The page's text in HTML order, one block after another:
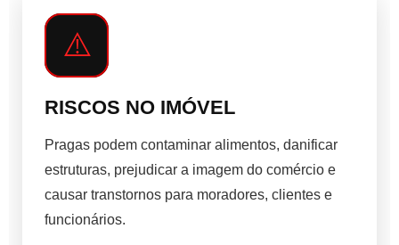
⚠️
RISCOS NO IMÓVEL
Pragas podem contaminar alimentos, danificar
estruturas, prejudicar a imagem do comércio e
causar transtornos para moradores, clientes e
funcionários.